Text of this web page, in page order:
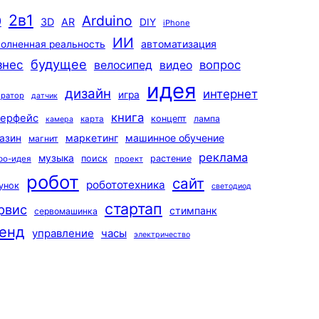
2в1 3D AR Arduino DIY iPhone
реальность ИИ автоматизация
будущее велосипед видео вопрос
датчик дизайн игра идея интернет
камера карта книга концепт лампа
магнит маркетинг машинное обучение
идея музыка поиск проект растение реклама
робот робототехника сайт светодиод
сервомашинка стартап стимпанк
управление часы электричество